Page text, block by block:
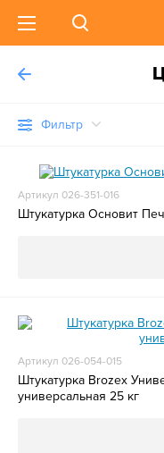
Фильтр
Артикул 026-351-016
Штукатурка Основит
Артикул 026-054-015
Штукатурка Brozex
универсальная 25 кг